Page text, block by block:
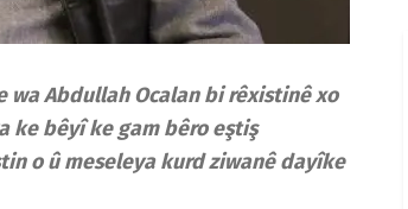
wa Abdullah Ocalan bi rêxistinê xo
ke bêyî ke gam bêro eştiş
o û meseleya kurd ziwanê dayîke